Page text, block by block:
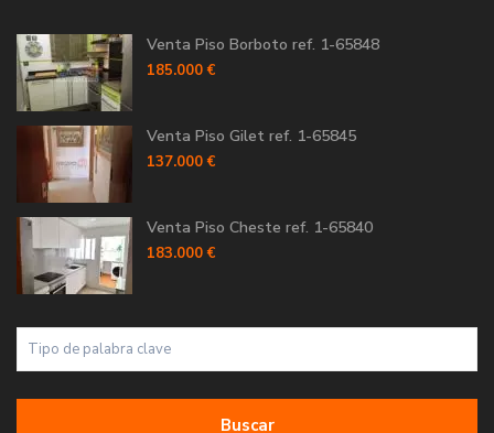
Venta Piso Borboto ref. 1-65848
185.000 €
Venta Piso Gilet ref. 1-65845
137.000 €
Venta Piso Cheste ref. 1-65840
183.000 €
Buscar